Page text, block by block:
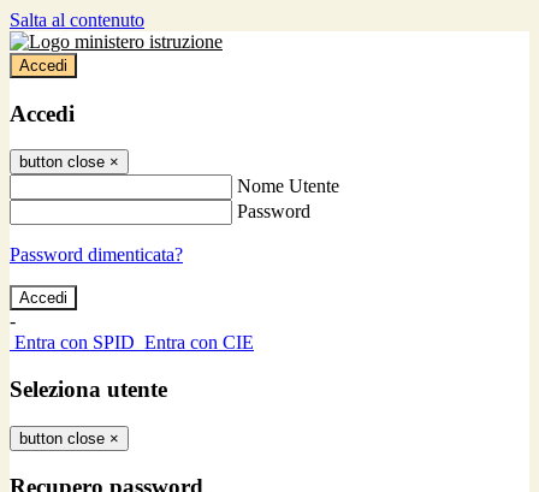
Salta al contenuto
Accedi
Accedi
button close ×
Nome Utente
Password
Password dimenticata?
-
Entra con SPID Entra con CIE
Seleziona utente
button close ×
Recupero password